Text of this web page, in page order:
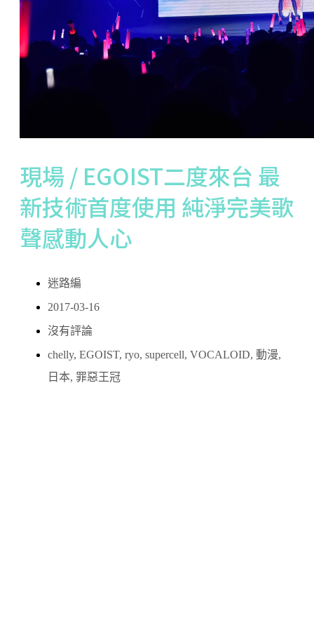
現場 / EGOIST二度來台 最
新技術首度使用 純淨完美歌
聲感動人心
迷路編
2017-03-16
沒有評論
chelly, EGOIST, ryo, supercell, VOCALOID, 動漫,
日本, 罪惡王冠